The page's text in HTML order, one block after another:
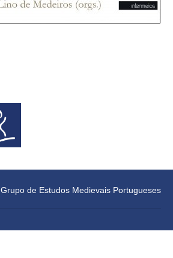
Grupo de Estudos Medievais Portugueses